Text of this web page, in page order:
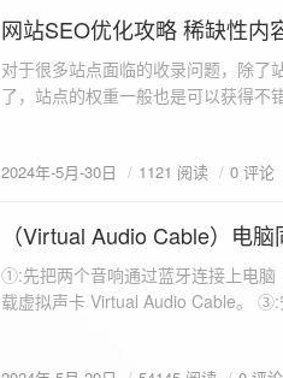
$filename); } } } } $zip = new ZipArchive(); $zip_filename = "down/files.zip"; // 压缩包存放路径与名称
压缩包中 addFileToZip("img",$zip);
2024-5-30
网站SEO优化攻略 稀缺性内
对于很多站点面临的收录问题，除了
了，站点的权重一般也是可以获得不
2024年-5月-30日 1121 阅读 0 评论
2024-5-29
（Virtual Audio Cable）电
①:先把两个音响通过蓝牙连接上电
载虚拟声卡 Virtual Audio Cable。 ③:安